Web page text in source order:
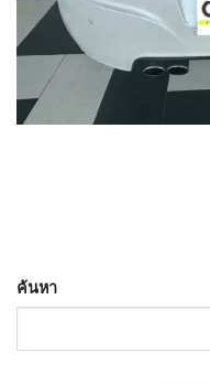
ค้นหา